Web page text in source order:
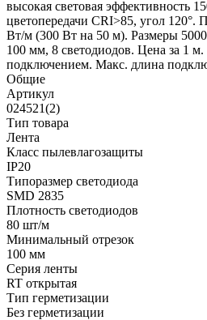
высокая световая эффективность
цветопередачи CRI>85, угол
Вт/м (300 Вт на 50 м). Размеры
100 мм, 8 светодиодов. Цена за 1 м.
подключением. Макс. длина
Общие
Артикул
024521(2)
Тип товара
Лента
Класс пылевлагозащиты
IP20
Типоразмер светодиода
SMD 2835
Плотность светодиодов
80 шт/м
Минимальный отрезок
100 мм
Серия ленты
RT открытая
Тип герметизации
Без герметизации